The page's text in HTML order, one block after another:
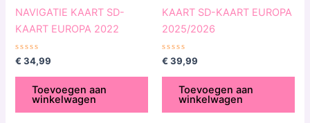
NAVIGATIE KAART SD-
KAART EUROPA 2022
Gewaardeerd
0
uit
€ 34,99
Toevoegen aan
winkelwagen
KAART SD-KAART EUROPA
2025/2026
Gewaardeerd
0
uit
€ 39,99
Toevoegen aan
winkelwagen